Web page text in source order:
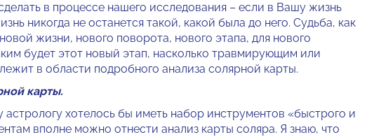
в процессе нашего исследования – если в Вашу жизнь
никогда не останется такой, какой была до него. Судьба, как
жизни, нового поворота, нового этапа, для нового
будет этот новый этап, насколько травмирующим или
в области подробного анализа солярной карты.
карты.
хотелось бы иметь набор инструментов «быстрого и
вполне можно отнести анализ карты соляра. Я знаю, что